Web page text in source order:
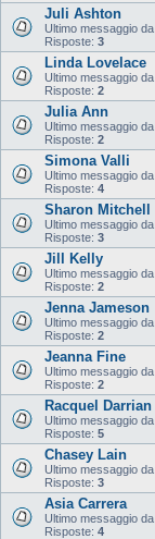
Juli Ashton
Ultimo messaggio da
Risposte: 3
Linda Lovelace
Ultimo messaggio da
Risposte: 2
Julia Ann
Ultimo messaggio da
Risposte: 2
Simona Valli
Ultimo messaggio da
Risposte: 4
Sharon Mitchell
Ultimo messaggio da
Risposte: 3
Jill Kelly
Ultimo messaggio da
Risposte: 2
Jenna Jameson
Ultimo messaggio da
Risposte: 2
Jeanna Fine
Ultimo messaggio da
Risposte: 2
Racquel Darrian
Ultimo messaggio da
Risposte: 5
Chasey Lain
Ultimo messaggio da
Risposte: 3
Asia Carrera
Ultimo messaggio da
Risposte: 4